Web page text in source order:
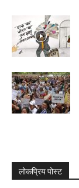
लोकप्रिय पोस्ट